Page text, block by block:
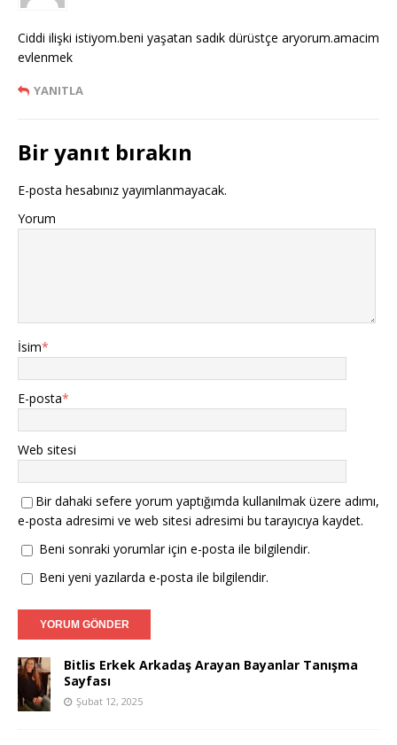
Ciddi ilişki istiyom.beni yaşatan sadık dürüstçe aryorum.amacim
evlenmek
YANITLA
Bir yanıt bırakın
E-posta hesabınız yayımlanmayacak.
Yorum
İsim*
E-posta*
Web sitesi
Bir dahaki sefere yorum yaptığımda kullanılmak üzere adımı,
e-posta adresimi ve web sitesi adresimi bu tarayıcıya kaydet.
Beni sonraki yorumlar için e-posta ile bilgilendir.
Beni yeni yazılarda e-posta ile bilgilendir.
Bitlis Erkek Arkadaş Arayan Bayanlar Tanışma
Sayfası
Şubat 12, 2025